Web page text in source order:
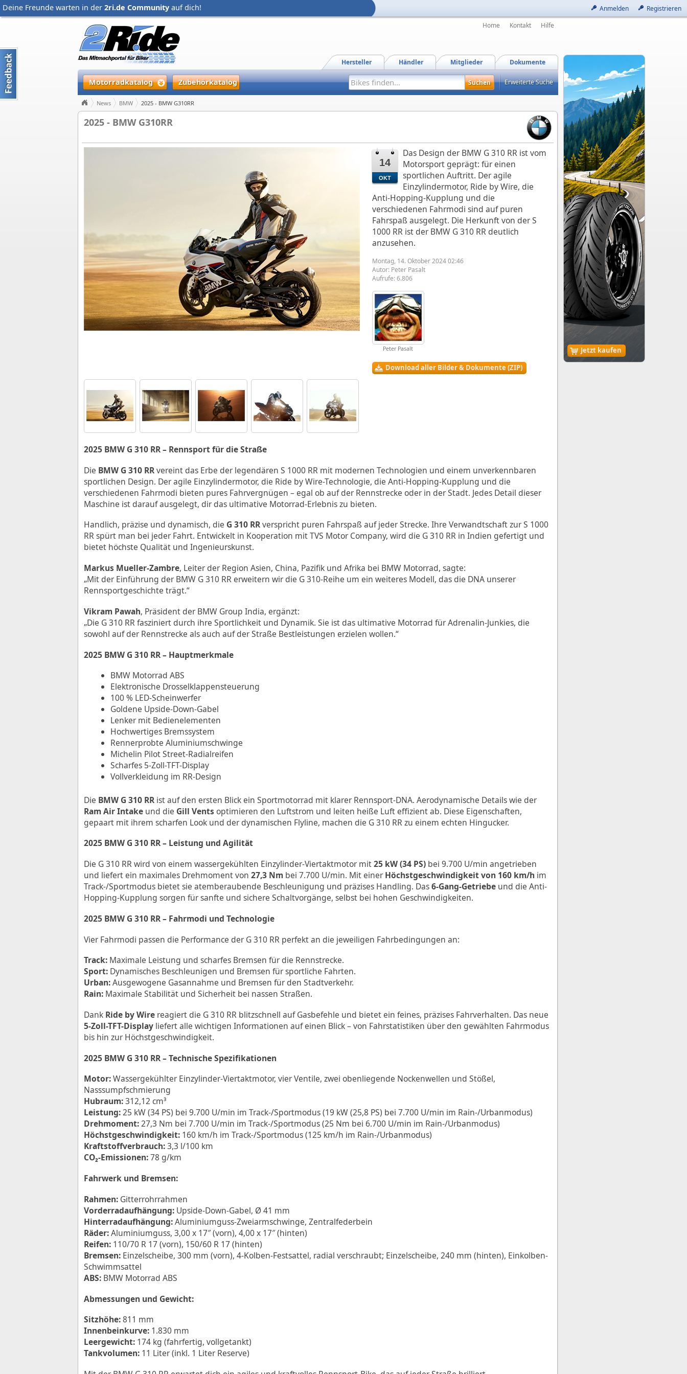
Anmelden Registrieren
Deine Freunde warten in der 2ri.de Community auf dich!
Jetzt kaufen
Home Kontakt Hilfe
Dokumente
Mitglieder
Händler
Hersteller
Motorradkatalog Zubehörkatalog Erweiterte Suche
News BMW 2025 - BMW G310RR
2025 - BMW G310RR
14
OKT
Das Design der BMW G 310 RR ist vom
Motorsport geprägt: für einen
sportlichen Auftritt. Der agile
Einzylindermotor, Ride by Wire, die
Anti-Hopping-Kupplung und die
verschiedenen Fahrmodi sind auf puren
Fahrspaß ausgelegt. Die Herkunft von der S
1000 RR ist der BMW G 310 RR deutlich
anzusehen.
Montag, 14. Oktober 2024 02:46
Autor: Peter Pasalt
Aufrufe: 6.806
Peter Pasalt
Download aller Bilder & Dokumente (ZIP)
2025 BMW G 310 RR – Rennsport für die Straße
Die BMW G 310 RRvereint das Erbe der legendären S 1000 RR mit modernen Technologien und einem unverkennbaren
sportlichen Design. Der agile Einzylindermotor, die Ride by Wire-Technologie, die Anti-Hopping-Kupplung und die
verschiedenen Fahrmodi bieten pures Fahrvergnügen – egal ob auf der Rennstrecke oder in der Stadt. Jedes Detail dieser
Maschine ist darauf ausgelegt, dir das ultimative Motorrad-Erlebnis zu bieten.
Handlich, präzise und dynamisch, die G 310 RRverspricht puren Fahrspaß auf jeder Strecke. Ihre Verwandtschaft zur S 1000
RR spürt man bei jeder Fahrt. Entwickelt in Kooperation mit TVS Motor Company, wird die G 310 RR in Indien gefertigt und
bietet höchste Qualität und Ingenieurskunst.
Markus Mueller-Zambre, Leiter der Region Asien, China, Pazifik und Afrika bei BMW Motorrad, sagte:
„Mit der Einführung der BMW G 310 RR erweitern wir die G 310-Reihe um ein weiteres Modell, das die DNA unserer
Rennsportgeschichte trägt.“
Vikram Pawah, Präsident der BMW Group India, ergänzt:
„Die G 310 RR fasziniert durch ihre Sportlichkeit und Dynamik. Sie ist das ultimative Motorrad für Adrenalin-Junkies, die
sowohl auf der Rennstrecke als auch auf der Straße Bestleistungen erzielen wollen.“
2025 BMW G 310 RR – Hauptmerkmale
BMW Motorrad ABS
Elektronische Drosselklappensteuerung
100 % LED-Scheinwerfer
Goldene Upside-Down-Gabel
Lenker mit Bedienelementen
Hochwertiges Bremssystem
Rennerprobte Aluminiumschwinge
Michelin Pilot Street-Radialreifen
Scharfes 5-Zoll-TFT-Display
Vollverkleidung im RR-Design
Die BMW G 310 RR ist auf den ersten Blick ein Sportmotorrad mit klarer Rennsport-DNA. Aerodynamische Details wie der
Ram Air Intake und die Gill Vents optimieren den Luftstrom und leiten heiße Luft effizient ab. Diese Eigenschaften,
gepaart mit ihrem scharfen Look und der dynamischen Flyline, machen die G 310 RR zu einem echten Hingucker.
2025 BMW G 310 RR – Leistung und Agilität
Die G 310 RR wird von einem wassergekühlten Einzylinder-Viertaktmotor mit25 kW (34 PS) bei 9.700 U/min angetrieben
und liefert ein maximales Drehmoment von 27,3 Nm bei 7.700 U/min. Mit einerHöchstgeschwindigkeit von 160 km/h im
Track-/Sportmodus bietet sie atemberaubende Beschleunigung und präzises Handling. Das6-Gang-Getriebe und die Anti-
Hopping-Kupplung sorgen für sanfte und sichere Schaltvorgänge, selbst bei hohen Geschwindigkeiten.
2025 BMW G 310 RR – Fahrmodi und Technologie
Vier Fahrmodi passen die Performance der G 310 RR perfekt an die jeweiligen Fahrbedingungen an:
Track: Maximale Leistung und scharfes Bremsen für die Rennstrecke.
Sport: Dynamisches Beschleunigen und Bremsen für sportliche Fahrten.
Urban:Ausgewogene Gasannahme und Bremsen für den Stadtverkehr.
Rain: Maximale Stabilität und Sicherheit bei nassen Straßen.
Dank Ride by Wire reagiert die G 310 RR blitzschnell auf Gasbefehle und bietet ein feines, präzises Fahrverhalten. Das neue
5-Zoll-TFT-Display liefert alle wichtigen Informationen auf einen Blick – von Fahrstatistiken über den gewählten Fahrmodus
bis hin zur Höchstgeschwindigkeit.
2025 BMW G 310 RR – Technische Spezifikationen
Motor:Wassergekühlter Einzylinder-Viertaktmotor, vier Ventile, zwei obenliegende Nockenwellen und Stößel,
Nasssumpfschmierung
Hubraum:312,12 cm³
Leistung:25 kW (34 PS) bei 9.700 U/min im Track-/Sportmodus (19 kW (25,8 PS) bei 7.700 U/min im Rain-/Urbanmodus)
Drehmoment:27,3 Nm bei 7.700 U/min im Track-/Sportmodus (25 Nm bei 6.700 U/min im Rain-/Urbanmodus)
Höchstgeschwindigkeit: 160 km/h im Track-/Sportmodus (125 km/h im Rain-/Urbanmodus)
Kraftstoffverbrauch:3,3 l/100 km
CO₂-Emissionen:78 g/km
Fahrwerk und Bremsen:
Rahmen: Gitterrohrrahmen
Vorderradaufhängung: Upside-Down-Gabel, Ø 41 mm
Hinterradaufhängung:Aluminiumguss-Zweiarmschwinge, Zentralfederbein
Räder:Aluminiumguss, 3,00 x 17″ (vorn), 4,00 x 17″ (hinten)
Reifen: 110/70 R 17 (vorn), 150/60 R 17 (hinten)
Bremsen: Einzelscheibe, 300 mm (vorn), 4-Kolben-Festsattel, radial verschraubt; Einzelscheibe, 240 mm (hinten), Einkolben-
Schwimmsattel
ABS: BMW Motorrad ABS
Abmessungen und Gewicht:
Sitzhöhe:811 mm
Innenbeinkurve: 1.830 mm
Leergewicht: 174 kg (fahrfertig, vollgetankt)
Tankvolumen: 11 Liter (inkl. 1 Liter Reserve)